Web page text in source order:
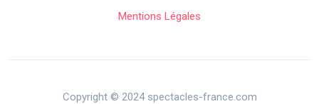
Mentions Légales
Copyright © 2024 spectacles-france.com